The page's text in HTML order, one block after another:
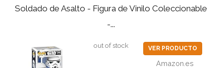
Soldado de Asalto - Figura de Vinilo Coleccionable
-...
out of stock VER PRODUCTO
Amazon.es